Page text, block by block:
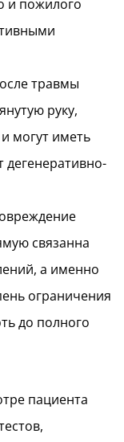
и пожилого
травмы
руку,
могут иметь
дегенеративно-
связанна
а именно
ограничения
до полного
пациента